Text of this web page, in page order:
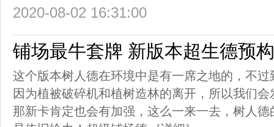
2020-08-02 16:31:00
铺场最牛套牌 新版本超生德预
这个版本树人德在环境中是有一席之地的，不
因为植被破碎机和植树造林的离开，所以我们
那新卡肯定也会有加强，这么一来一去，树人